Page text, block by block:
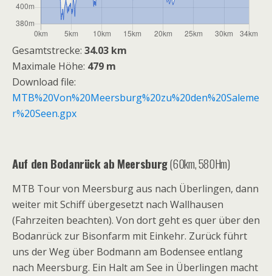
Gesamtstrecke: 34.03 km
Maximale Höhe: 479 m
Download file:
MTB%20Von%20Meersburg%20zu%20den%20Saleme
r%20Seen.gpx
Auf den Bodanrück ab Meersburg(60km, 580Hm)
MTB Tour von Meersburg aus nach Überlingen, dann
weiter mit Schiff übergesetzt nach Wallhausen
(Fahrzeiten beachten). Von dort geht es quer über den
Bodanrück zur Bisonfarm mit Einkehr. Zurück führt
uns der Weg über Bodmann am Bodensee entlang
nach Meersburg. Ein Halt am See in Überlingen macht